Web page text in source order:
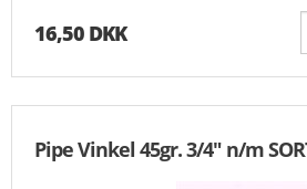
FAQ
KUNDECENTER
16,50 DKK
Pipe Vinkel 45gr. 3/4" n/m